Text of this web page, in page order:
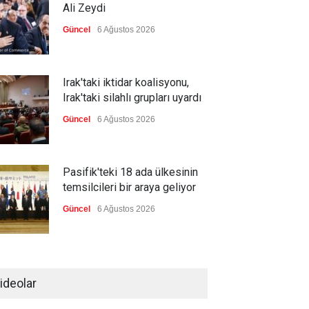
Ali Zeydi
Güncel 6 Ağustos 2026
Irak'taki iktidar koalisyonu,
Irak'taki silahlı grupları uyardı
Güncel 6 Ağustos 2026
Pasifik'teki 18 ada ülkesinin
temsilcileri bir araya geliyor
Güncel 6 Ağustos 2026